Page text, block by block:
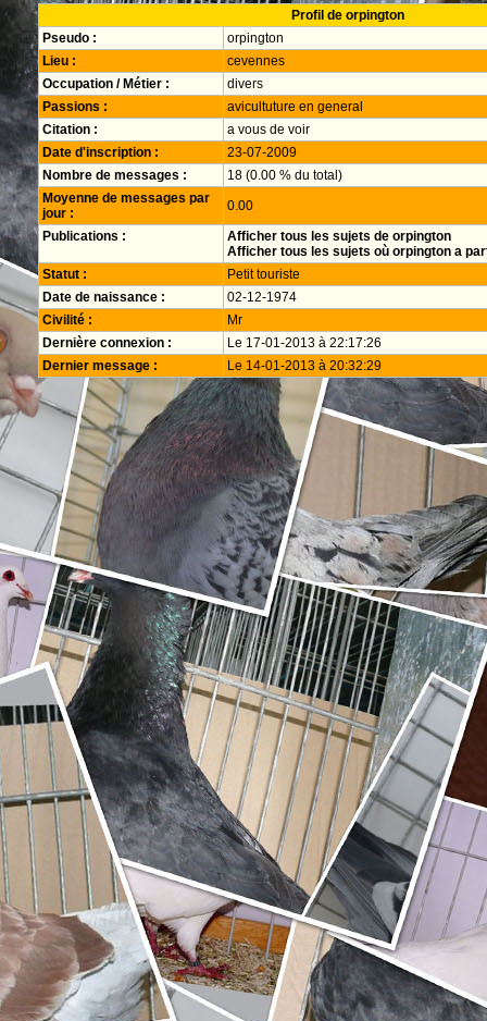
Profil de orpington
Pseudo :
orpington
Lieu :
cevennes
Occupation / Métier :
divers
Passions :
avicultuture en general
Citation :
a vous de voir
Date d'inscription :
23-07-2009
Nombre de messages :
18 (0.00 % du total)
Moyenne de messages par
jour :
0.00
Publications :
Afficher tous les sujets de orpington
Afficher tous les sujets où orpington a
Statut :
Petit touriste
Date de naissance :
02-12-1974
Civilité :
Mr
Dernière connexion :
Le 17-01-2013 à 22:17:26
Dernier message :
Le 14-01-2013 à 20:32:29